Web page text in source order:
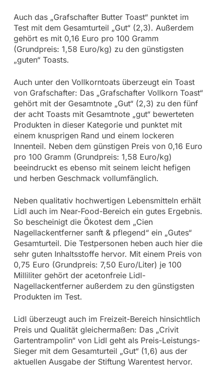
Auch das „Grafschafter Butter Toast“ punktet im
Test mit dem Gesamturteil „Gut“ (2,3). Außerdem
gehört es mit 0,16 Euro pro 100 Gramm
(Grundpreis: 1,58 Euro/kg) zu den günstigsten
„guten“ Toasts.
Auch unter den Vollkorntoats überzeugt ein Toast
von Grafschafter: Das „Grafschafter Vollkorn Toast“
gehört mit der Gesamtnote „Gut“ (2,3) zu den fünf
der acht Toasts mit Gesamtnote „gut“ bewerteten
Produkten in dieser Kategorie und punktet mit
einem knusprigen Rand und einem lockeren
Innenteil. Neben dem günstigen Preis von 0,16 Euro
pro 100 Gramm (Grundpreis: 1,58 Euro/kg)
beeindruckt es ebenso mit seinem leicht hefigen
und herben Geschmack vollumfänglich.
Neben qualitativ hochwertigen Lebensmitteln erhält
Lidl auch im Near-Food-Bereich ein gutes Ergebnis.
So bescheinigt die Ökotest dem „Cien
Nagellackentferner sanft & pflegend“ ein „Gutes“
Gesamturteil. Die Testpersonen heben auch hier die
sehr guten Inhaltsstoffe hervor. Mit einem Preis von
0,75 Euro (Grundpreis: 7,50 Euro/Liter) je 100
Milliliter gehört der acetonfreie Lidl-
Nagellackentferner außerdem zu den günstigsten
Produkten im Test.
Lidl überzeugt auch im Freizeit-Bereich hinsichtlich
Preis und Qualität gleichermaßen: Das „Crivit
Gartentrampolin“ von Lidl geht als Preis-Leistungs-
Sieger mit dem Gesamturteil „Gut“ (1,6) aus der
aktuellen Ausgabe der Stiftung Warentest hervor.